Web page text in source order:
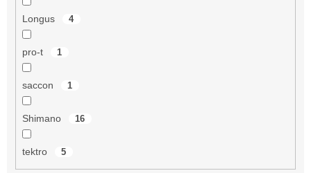
Longus 4
pro-t 1
saccon 1
Shimano 16
tektro 5